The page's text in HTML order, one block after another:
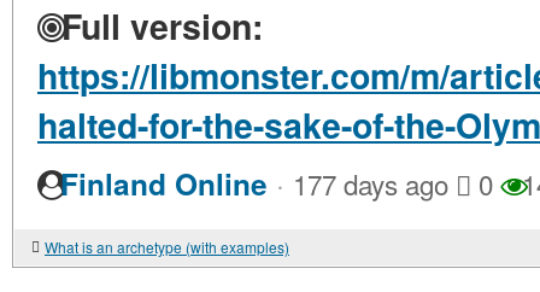
Full version:
https://libmonster.com/m/
halted-for-the-sake-of-the-
Finland Online · 177 days ago 0
What is an archetype (with examples)